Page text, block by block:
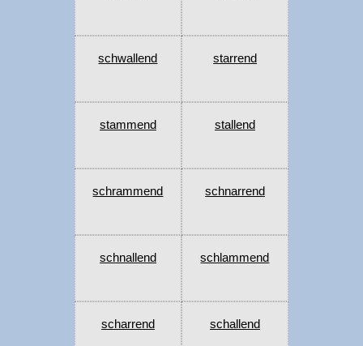
schwallend starrend
stammend stallend
schrammend schnarrend
schnallend schlammend
scharrend schallend